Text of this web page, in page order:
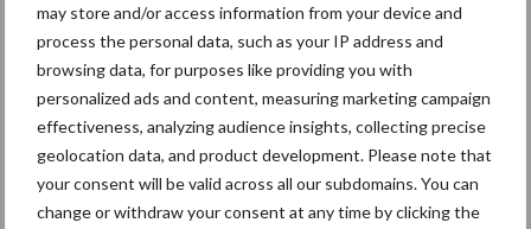
may store and/or access information from your device and
process the personal data, such as your IP address and
browsing data, for purposes like providing you with
personalized ads and content, measuring marketing campaign
effectiveness, analyzing audience insights, collecting precise
geolocation data, and product development. Please note that
your consent will be valid across all our subdomains. You can
change or withdraw your consent at any time by clicking the
Bron: Eurofins Agro
Beeld: Hidde viaTrekker van de Week
Aanbevolen voor jou!
Grondstoffenmarkt blijft